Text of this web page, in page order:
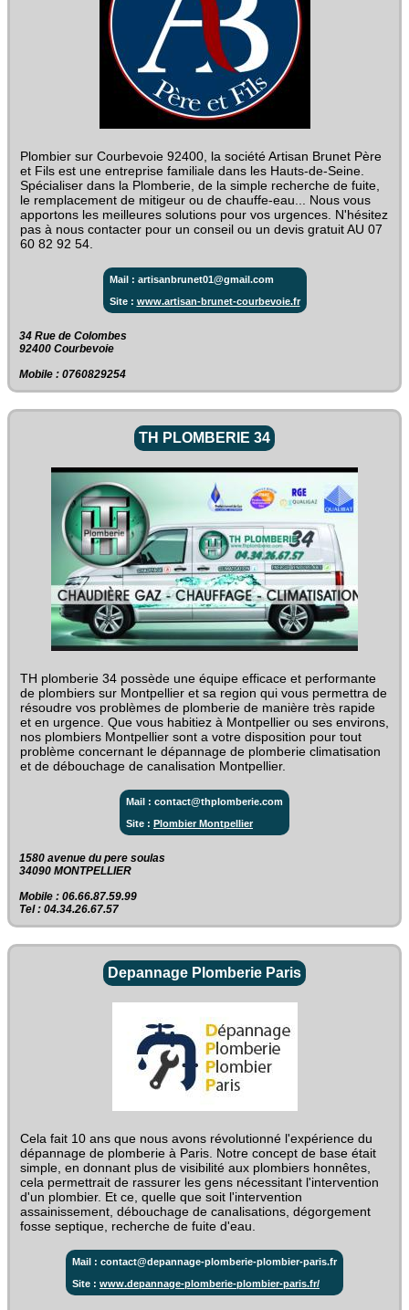
Plombier sur Courbevoie 92400, la société Artisan Brunet Père
et Fils est une entreprise familiale dans les Hauts-de-Seine.
Spécialiser dans la Plomberie, de la simple recherche de fuite,
le remplacement de mitigeur ou de chauffe-eau... Nous vous
apportons les meilleures solutions pour vos urgences. N'hésitez
pas à nous contacter pour un conseil ou un devis gratuit AU 07
60 82 92 54.
Mail : artisanbrunet01@gmail.com
Site : www.artisan-brunet-courbevoie.fr
34 Rue de Colombes‎
92400 Courbevoie
Mobile : 0760829254
TH PLOMBERIE 34
TH plomberie 34 possède une équipe efficace et performante
de plombiers sur Montpellier et sa region qui vous permettra de
résoudre vos problèmes de plomberie de manière très rapide
et en urgence. Que vous habitiez à Montpellier ou ses environs,
nos plombiers Montpellier sont a votre disposition pour tout
problème concernant le dépannage de plomberie climatisation
et de débouchage de canalisation Montpellier.
Mail : contact@thplomberie.com
Site : Plombier Montpellier
1580 avenue du pere soulas‎
34090 MONTPELLIER
Mobile : 06.66.87.59.99
Tel : 04.34.26.67.57
Depannage Plomberie Paris
Cela fait 10 ans que nous avons révolutionné l'expérience du
dépannage de plomberie à Paris. Notre concept de base était
simple, en donnant plus de visibilité aux plombiers honnêtes,
cela permettrait de rassurer les gens nécessitant l'intervention
d'un plombier. Et ce, quelle que soit l'intervention
assainissement, débouchage de canalisations, dégorgement
fosse septique, recherche de fuite d'eau.
Mail : contact@depannage-plomberie-plombier-paris.fr
Site : www.depannage-plomberie-plombier-paris.fr/